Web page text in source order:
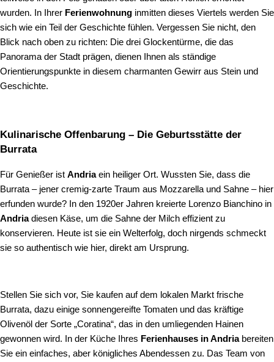
wurden. In Ihrer Ferienwohnung inmitten dieses Viertels werden Sie
sich wie ein Teil der Geschichte fühlen. Vergessen Sie nicht, den
Blick nach oben zu richten: Die drei Glockentürme, die das
Panorama der Stadt prägen, dienen Ihnen als ständige
Orientierungspunkte in diesem charmanten Gewirr aus Stein und
Geschichte.
Kulinarische Offenbarung – Die Geburtsstätte der
Burrata
Für Genießer ist Andriaein heiliger Ort. Wussten Sie, dass die
Burrata – jener cremig-zarte Traum aus Mozzarella und Sahne – hier
erfunden wurde? In den 1920er Jahren kreierte Lorenzo Bianchino in
Andriadiesen Käse, um die Sahne der Milch effizient zu
konservieren. Heute ist sie ein Welterfolg, doch nirgends schmeckt
sie so authentisch wie hier, direkt am Ursprung.
Stellen Sie sich vor, Sie kaufen auf dem lokalen Markt frische
Burrata, dazu einige sonnengereifte Tomaten und das kräftige
Olivenöl der Sorte „Coratina“, das in den umliegenden Hainen
gewonnen wird. In der Küche Ihres Ferienhauses in Andriabereiten
Sie ein einfaches, aber königliches Abendessen zu. Das Team von